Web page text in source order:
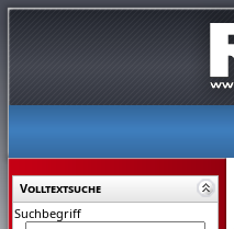
Volltextsuche
Suchbegriff